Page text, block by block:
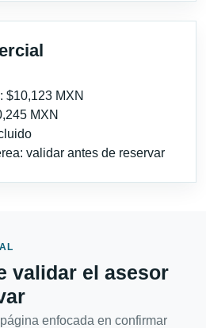
$10,123 MXN
MXN
validar antes de reservar
validar el asesor
enfocada en confirmar